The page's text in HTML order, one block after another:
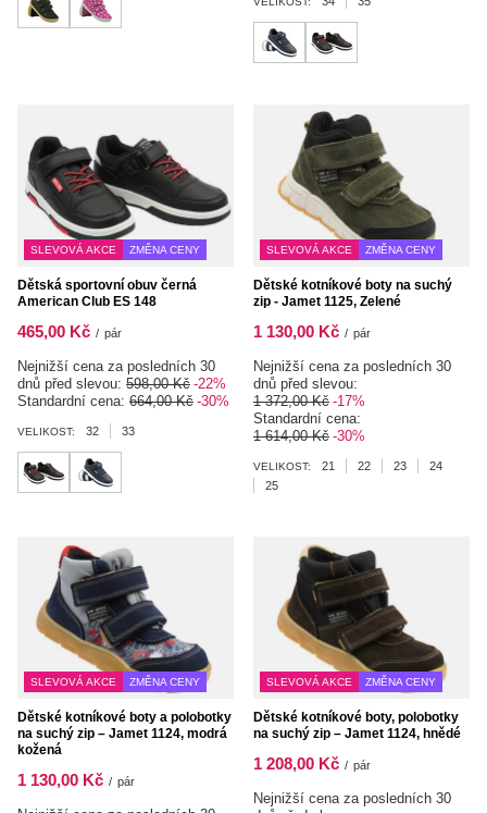
SLEVOVÁ AKCE ZMĚNA CENY
Dětská sportovní obuv černá
American Club ES 148
465,00 Kč / pár
Nejnižší cena za posledních 30
dnů před slevou: 598,00 Kč -22%
Standardní cena: 664,00 Kč -30%
VELIKOST: 32 33
SLEVOVÁ AKCE ZMĚNA CENY
Dětské kotníkové boty na suchý
zip - Jamet 1125, Zelené
1 130,00 Kč / pár
Nejnižší cena za posledních 30
dnů před slevou:
1 372,00 Kč -17%
Standardní cena:
1 614,00 Kč -30%
VELIKOST: 21 22 23
24
25
SLEVOVÁ AKCE ZMĚNA CENY
Dětské kotníkové boty a polobotky
na suchý zip – Jamet 1124, modrá
kožená
1 130,00 Kč / pár
SLEVOVÁ AKCE ZMĚNA CENY
Dětské kotníkové boty, polobotky
na suchý zip – Jamet 1124, hnědé
1 208,00 Kč / pár
Nejnižší cena za posledních 30